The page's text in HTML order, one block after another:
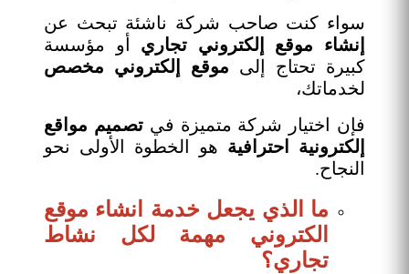
سواء كنت صاحب شركة ناشئة تبحث عن
إنشاء موقع إلكتروني تجاري أو مؤسسة
كبيرة تحتاج إلى موقع إلكتروني مخصص
لخدماتك،
فإن اختيار شركة متميزة فيتصميم مواقع
إلكترونية احترافية هو الخطوة الأولى نحو
النجاح.
ما الذي يجعل خدمة انشاء موقع
الكتروني مهمة لكل نشاط
تجاري؟